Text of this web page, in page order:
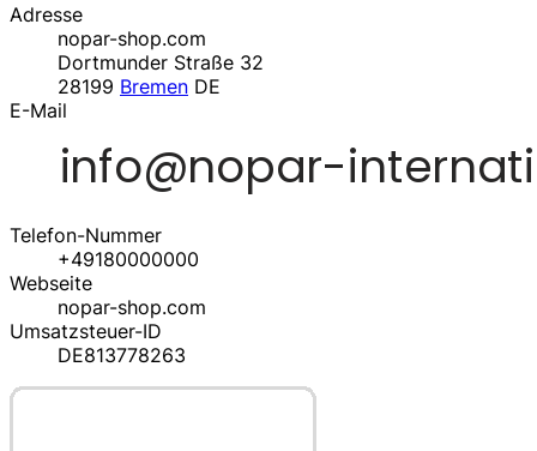
Adresse
nopar-shop.com
Dortmunder Straße 32
28199 Bremen DE
E-Mail
Telefon-Nummer
+49180000000
Webseite
nopar-shop.com
Umsatzsteuer-ID
DE813778263